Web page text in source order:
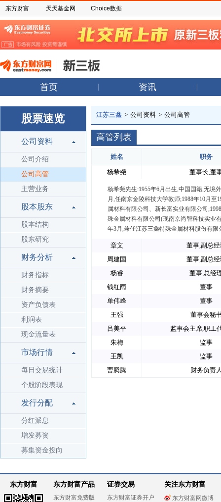
东方财富 天天基金网 Choice数据
首页 资讯
股票速览
公司资料
公司介绍
公司高管
主营业务
股本股东
股本结构
股东研究
财务分析
财务指标
财务摘要
资产负债表
利润表
现金流量表
市场行情
每日交易统计
个股阶段表现
发行分配
分红派息
增发募资
募集资金投向
江苏三鑫 > 公司资料 > 公司高管
高管列表
姓名 职务
杨希尧 董事长,董
杨希尧先生:1955年6月出生,中国国籍,无境
月,任南京金陵科技大学教师;1988年10月
属材料有限公司、新长富实业有限公司
殊金属材料有限公司(现南京尚智科技实业
年3月,兼任江苏三鑫特殊金属材料股份有限
章文
董事,副总经
周建国
董事,副总经
杨睿
董事,总经
钱红雨
董事
单伟峰
董事
王强
董事会秘
吕美平
监事会主席,职工
朱梅
监事
王凯
监事
曹腾腾
财务负责
东方财富 东方财富产品
东方财富免费版
证券交易
东方财富证券开户
关注东方财富
东方财富网微博